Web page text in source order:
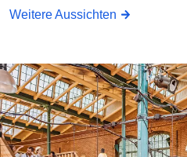
Weitere Aussichten